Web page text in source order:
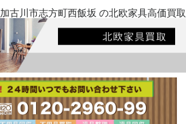
加古川市志方町西飯坂 の北欧家具高価買取